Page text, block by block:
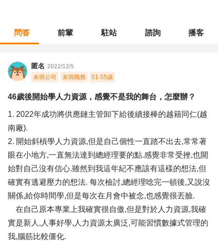
問答 前輩 駐站 諮詢 播客
匿名 2022/12/5
未填公司
未填職務 51-55歲
46歲後開始學人力資源，感覺不是我的舞台，怎麼辦？
1. 2022年成功將供應鏈主管卸下給後續接棒的越籍同仁(越
南廠).
2. 開始斜槓學人力資源,但是自己個性一直踏不出去,常常著
眼在小地方,一直無法達到總經理要的點.感覺非常受挫,也開
始對自己沒有信心.雖然到我這年紀不應該有這樣的想法,但
確實有逃避壓力的想法. 每次檢討,總經理唸完一頓後,又說沒
關係,給你時間學,但是每次在月會中被念,也感覺很丟臉.
在自己原本專業上我確實很自傲,但是對於人力資源,我確
實是新人,人事好學,人力資源太廣泛,可能習慣數據式管理的
我,腦筋比較僵化.